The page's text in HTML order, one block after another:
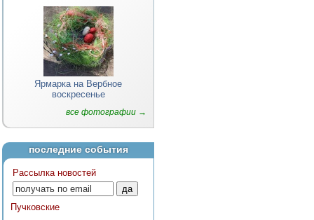
Ярмарка на Вербное
воскресенье
все фотографии →
последние события
Рассылка новостей
Пучковские